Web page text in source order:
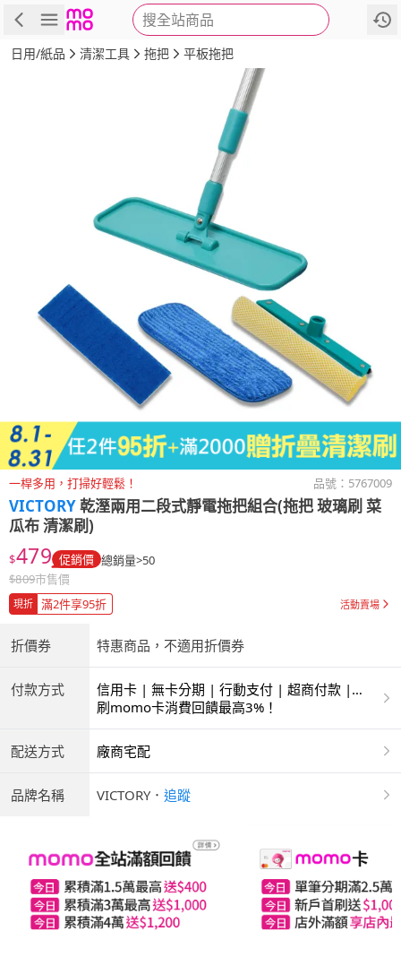
搜全站商品
商品 評價 詳情
日用/紙品 清潔工具 拖把 平板拖把
一桿多用，打掃好輕鬆！ 品號： 5767009
VICTORY乾溼兩用二段式靜電拖把組合(拖把 玻璃刷 菜
瓜布 清潔刷)
$479 促銷價 總銷量>50
$809市售價
現折 滿2件享95折 活動賣場
折價券 特惠商品，不適用折價券
付款方式
信用卡 | 無卡分期 | 行動支付 | 超商付款 |
ATM | 銀聯卡
刷momo卡消費回饋最高3%！
配送方式 廠商宅配
品牌名稱 VICTORY ． 追蹤